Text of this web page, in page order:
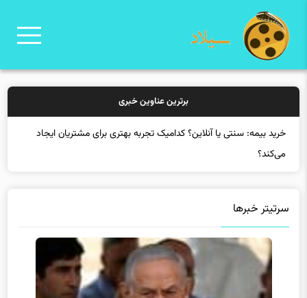
برترین عناوین خبری
خرید بیمه: سنتی یا آنلاین؟ کدامیک تجربه بهتری برای مشتریان ایجاد
می‌کند؟
سرتیتر خبرها